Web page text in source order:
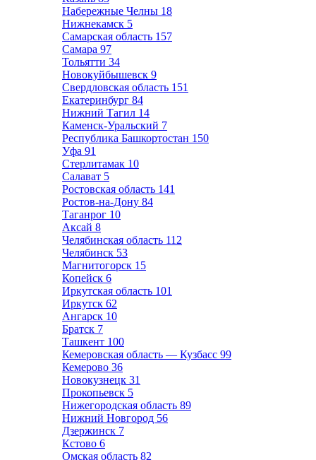
Набережные Челны 18
Нижнекамск 5
Самарская область 157
Самара 97
Тольятти 34
Новокуйбышевск 9
Свердловская область 151
Екатеринбург 84
Нижний Тагил 14
Каменск-Уральский 7
Республика Башкортостан 150
Уфа 91
Стерлитамак 10
Салават 5
Ростовская область 141
Ростов-на-Дону 84
Таганрог 10
Аксай 8
Челябинская область 112
Челябинск 53
Магнитогорск 15
Копейск 6
Иркутская область 101
Иркутск 62
Ангарск 10
Братск 7
Ташкент 100
Кемеровская область — Кузбасс 99
Кемерово 36
Новокузнецк 31
Прокопьевск 5
Нижегородская область 89
Нижний Новгород 56
Дзержинск 7
Кстово 6
Омская область 82